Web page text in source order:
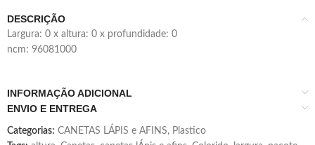
DESCRIÇÃO
largura: 0 x altura: 0 x profundidade: 0
ncm: 96081000
INFORMAÇÃO ADICIONAL
ENVIO E ENTREGA
Categorias: CANETAS LÁPIS e AFINS, Plastico